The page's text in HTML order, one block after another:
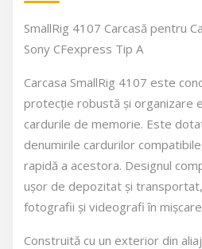
SmallRig 4107 Carcasă pentru
Sony CFexpress Tip A
Carcasa SmallRig 4107 este
protecție robustă și organizare
cardurile de memorie. Este
denumirile cardurilor
rapidă a acestora. Designul
ușor de depozitat și
fotografii și videografi în
Construită cu un exterior din